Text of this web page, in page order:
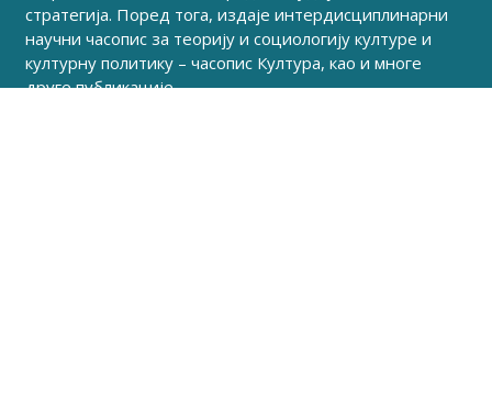
стратегија. Поред тога, издаје интердисциплинарни
научни часопис за теорију и социологију културе и
културну политику – часопис Култура, као и многе
друге публикације.